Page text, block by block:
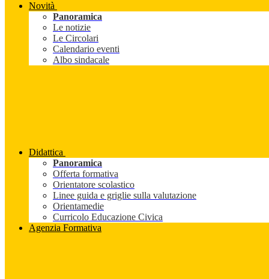
Novità
Panoramica
Le notizie
Le Circolari
Calendario eventi
Albo sindacale
Didattica
Panoramica
Offerta formativa
Orientatore scolastico
Linee guida e griglie sulla valutazione
Orientamedie
Curricolo Educazione Civica
Agenzia Formativa